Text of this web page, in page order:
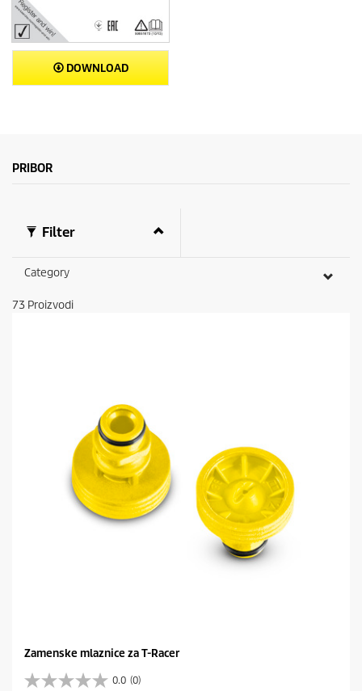
DOWNLOAD
PRIBOR
Filter
Category
73 Proizvodi
Zamenske mlaznice za T-Racer
0.0 (0)
0